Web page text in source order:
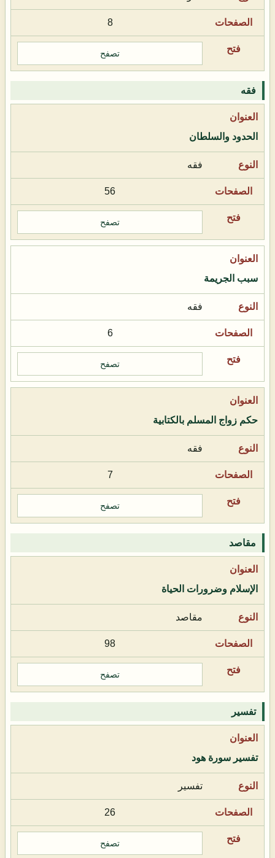
8
تصفح
فقه
الحدود والسلطان
فقه
56
تصفح
سبب الجريمة
فقه
6
تصفح
حكم زواج المسلم بالكتابية
فقه
7
تصفح
مقاصد
الإسلام وضرورات الحياة
مقاصد
98
تصفح
تفسير
تفسير سورة هود
تفسير
26
تصفح